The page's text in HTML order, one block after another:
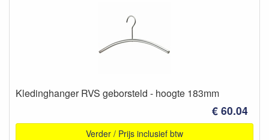
Kledinghanger RVS geborsteld - hoogte 183mm
€ 60.04
Verder / Prijs inclusief btw